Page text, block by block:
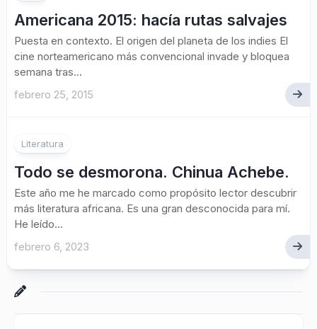
Americana 2015: hacía rutas salvajes
Puesta en contexto. El origen del planeta de los indies El
cine norteamericano más convencional invade y bloquea
semana tras...
febrero 25, 2015
Literatura
Todo se desmorona. Chinua Achebe.
Este año me he marcado como propósito lector descubrir
más literatura africana. Es una gran desconocida para mí.
He leído...
febrero 6, 2023